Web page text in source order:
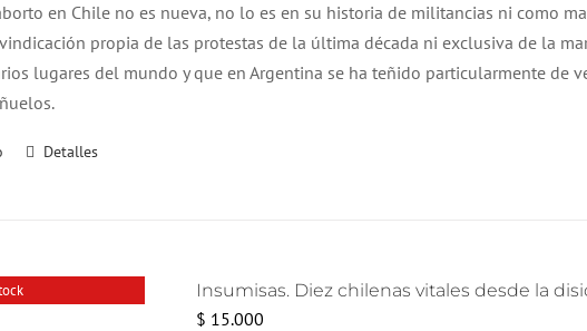
era:
$ 15.000.
es:
$ 13.000.
en Chile no es nueva, no lo es en su historia de militancias ni como
propia de las protestas de la última década ni exclusiva de la
lugares del mundo y que en Argentina se ha teñido particularmente de
Detalles
Insumisas. Diez chilenas vitales desde la
$ 15.000